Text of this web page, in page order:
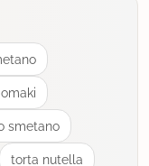
smetano
torta nutella